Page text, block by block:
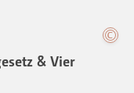
& Vier